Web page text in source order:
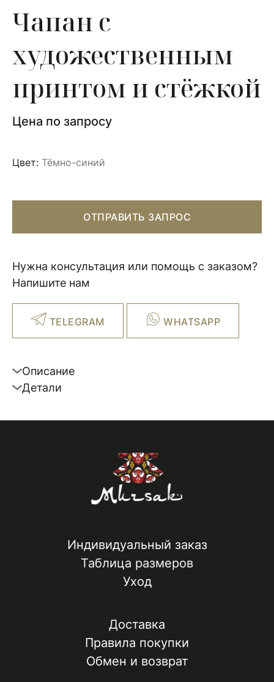
Чапан с
художественным
принтом и стёжкой
Цена по запросу
Цвет: Тёмно-синий
ОТПРАВИТЬ ЗАПРОС
Нужна консультация или помощь с заказом?
Напишите нам
TELEGRAM WHATSAPP
Описание
Детали
Индивидуальный заказ
Таблица размеров
Уход
Доставка
Правила покупки
Обмен и возврат